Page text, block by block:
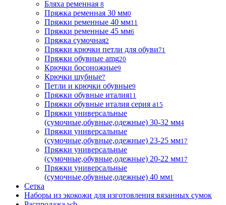
Бляха ременная 8
Пряжка ременная 30 мм0
Пряжки ременные 40 мм11
Пряжки ременные 45 мм6
Пряжка сумочная2
Пряжки крючки петли для обуви71
Пряжки обувные аmg20
Крючки босоножные9
Крючки шубные7
Петли и крючки обувные9
Пряжки обувные италия11
Пряжки обувные италия серия а15
Пряжки универсальные
(сумочные,обувные,одежные) 30-32 мм4
Пряжки универсальные
(сумочные,обувные,одежные) 23-25 мм17
Пряжки универсальные
(сумочные,обувные,одежные) 20-22 мм17
Пряжки универсальные
(сумочные,обувные,одежные) 40 мм1
Сетка
Наборы из экокожи для изготовления вязанных сумок